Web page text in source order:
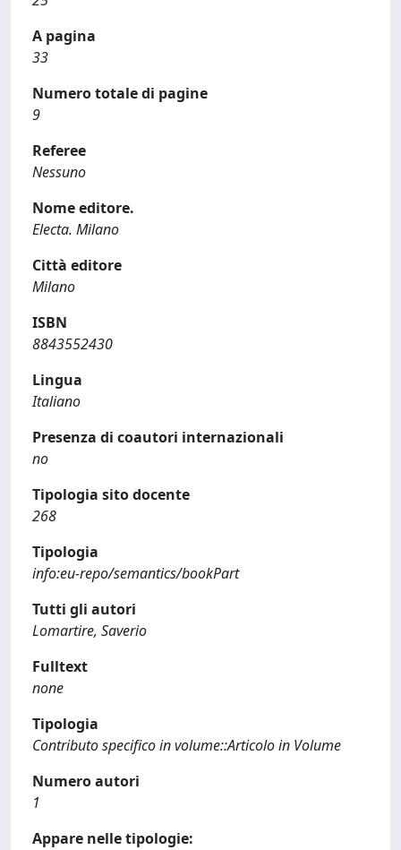
A pagina
33
Numero totale di pagine
9
Referee
Nessuno
Nome editore.
Electa. Milano
Città editore
Milano
ISBN
8843552430
Lingua
Italiano
Presenza di coautori internazionali
no
Tipologia sito docente
268
Tipologia
info:eu-repo/semantics/bookPart
Tutti gli autori
Lomartire, Saverio
Fulltext
none
Tipologia
Contributo specifico in volume::Articolo in Volume
Numero autori
1
Appare nelle tipologie: